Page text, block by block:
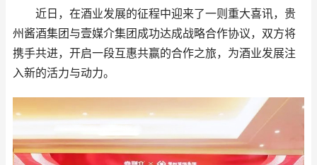
近日，在酒业发展的征程中迎来了一则重大喜讯，贵
州酱酒集团与壹媒介集团成功达成战略合作协议，双方将
携手共进，开启一段互惠共赢的合作之旅，为酒业发展注
入新的活力与动力。